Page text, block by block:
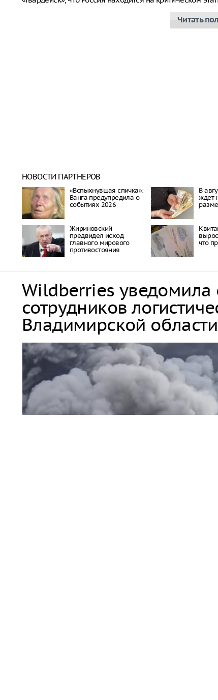
Читать
НОВОСТИ ПАРТНЕРОВ
«Вспыхнувшая спичка»:
Ванга предупредила о
событиях 2026
В
ждет
Жириновский
предвидел исход
главного мирового
противостояния
что
Wildberries уведомила
сотрудников
Владимирской области